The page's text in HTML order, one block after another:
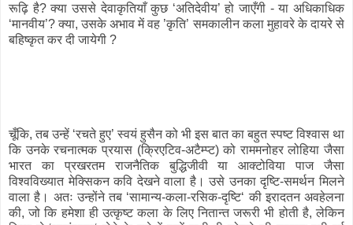
रूढ़ि है? क्या उससे देवाकृतियाँ कुछ ‘अतिदेवीय’ हो जाएँगी - या अधिकाधिक
‘मानवीय’? क्या, उसके अभाव में वह ’कृति’ समकालीन कला मुहावरे के दायरे से
बहिष्कृत कर दी जायेगी ?
चूँकि, तब उन्हें ‘रचते हुए’ स्वयं हुसैन को भी इस बात का बहुत स्पष्ट विश्वास था
कि उनके रचनात्मक प्रयास (क्रिएटिव-अटैम्प्ट) को राममनोहर लोहिया जैसा
भारत का प्रखरतम राजनैतिक बुद्धिजीवी या आक्टोविया पाज जैसा
विश्वविख्यात मेक्सिकन कवि देखने वाला है। उसे उनका दृष्टि-समर्थन मिलने
वाला है। अतः उन्होंने तब ‘सामान्य-कला-रसिक-दृष्टि‘ की इरादतन अवहेलना
की, जो कि हमेशा ही उत्कृष्ट कला के लिए नितान्त जरूरी भी होती है, लेकिन